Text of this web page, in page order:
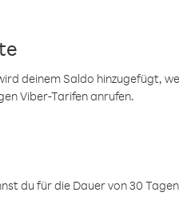
deinem Saldo hinzugefügt,
Viber-Tarifen anrufen.
du für die Dauer von 30